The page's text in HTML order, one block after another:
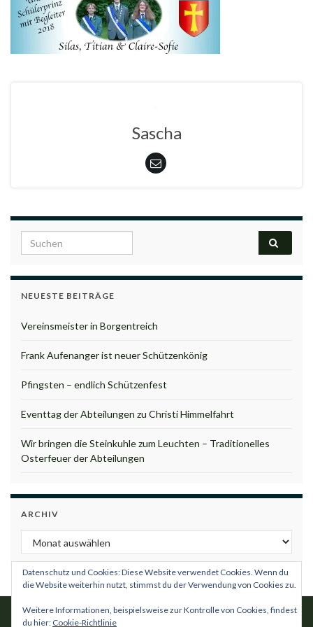
Sascha
Search for:
NEUESTE BEITRÄGE
Vereinsmeister in Borgentreich
Frank Aufenanger ist neuer Schützenkönig
Pfingsten – endlich Schützenfest
Eventtag der Abteilungen zu Christi Himmelfahrt
Wir bringen die Steinkuhle zum Leuchten – Traditionelles
Osterfeuer der Abteilungen
ARCHIV
Archiv
Impressum Datenschutzordnung
Datenschutz und Cookies: Diese Website verwendet Cookies. Wenn du
die Website weiterhin nutzt, stimmst du der Verwendung von Cookies zu.
Weitere Informationen, beispielsweise zur Kontrolle von Cookies, findest
du hier: Cookie-Richtlinie